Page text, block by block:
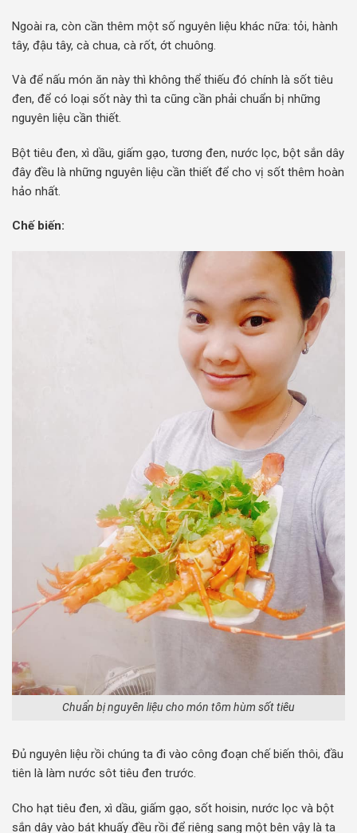
Ngoài ra, còn cần thêm một số nguyên liệu khác nữa: tỏi, hành
tây, đậu tây, cà chua, cà rốt, ớt chuông.
Và để nấu món ăn này thì không thể thiếu đó chính là sốt tiêu
đen, để có loại sốt này thì ta cũng cần phải chuẩn bị những
nguyên liệu cần thiết.
Bột tiêu đen, xì dầu, giấm gạo, tương đen, nước lọc, bột sắn dây
đây đều là những nguyên liệu cần thiết để cho vị sốt thêm hoàn
hảo nhất.
Chế biến:
Chuẩn bị nguyên liệu cho món tôm hùm sốt tiêu
Đủ nguyên liệu rồi chúng ta đi vào công đoạn chế biến thôi, đầu
tiên là làm nước sôt tiêu đen trước.
Cho hạt tiêu đen, xì dầu, giấm gạo, sốt hoisin, nước lọc và bột
sắn dây vào bát khuấy đều rồi để riêng sang một bên vậy là ta